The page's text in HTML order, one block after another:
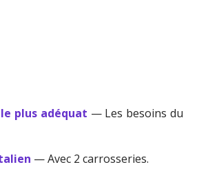
plus adéquat — Les besoins du
— Avec 2 carrosseries.